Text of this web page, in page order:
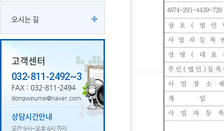
오시는 길
고객센터
032-811-2492~3
FAX : 032-811-2494
dongwpump@naver.com
상담시간안내
오전 9시~오후 6시 까지